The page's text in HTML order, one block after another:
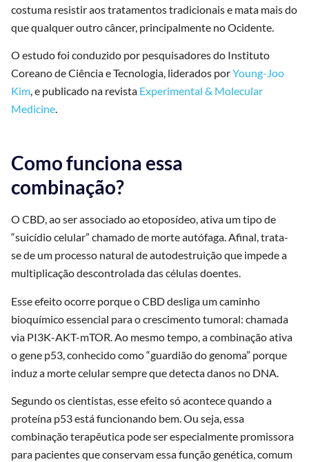
costuma resistir aos tratamentos tradicionais e mata mais do
que qualquer outro câncer, principalmente no Ocidente.
O estudo foi conduzido por pesquisadores do Instituto
Coreano de Ciência e Tecnologia, liderados porYoung-Joo
Kim, e publicado na revista Experimental & Molecular
Medicine.
Como funciona essa
combinação?
O CBD, ao ser associado ao etoposídeo, ativa um tipo de
“suicídio celular” chamado de morte autófaga. Afinal, trata-
se de um processo natural de autodestruição que impede a
multiplicação descontrolada das células doentes.
Esse efeito ocorre porque o CBD desliga um caminho
bioquímico essencial para o crescimento tumoral: chamada
via PI3K-AKT-mTOR. Ao mesmo tempo, a combinação ativa
o gene p53, conhecido como “guardião do genoma” porque
induz a morte celular sempre que detecta danos no DNA.
Segundo os cientistas, esse efeito só acontece quando a
proteína p53 está funcionando bem. Ou seja, essa
combinação terapêutica pode ser especialmente promissora
para pacientes que conservam essa função genética, comum